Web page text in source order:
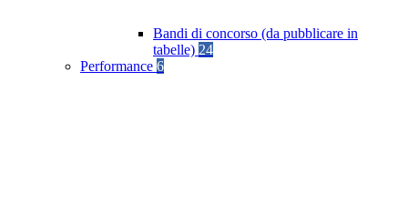
Bandi di concorso (da pubblicare in
tabelle) 24
Performance 6